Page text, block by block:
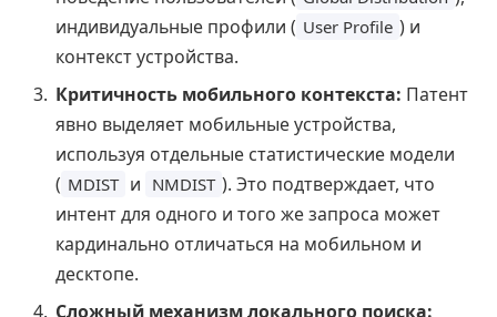
индивидуальные профили ( User Profile ) и
контекст устройства.
Критичность мобильного контекста: Патент
явно выделяет мобильные устройства,
используя отдельные статистические модели
( MDIST и NMDIST ). Это подтверждает, что
интент для одного и того же запроса может
кардинально отличаться на мобильном и
десктопе.
Сложный механизм локального поиска: